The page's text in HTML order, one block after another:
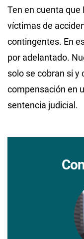
Ten en cuenta
víctimas de
contingentes. En
por adelantado.
solo se cobran si y
compensación en
sentencia judicial.